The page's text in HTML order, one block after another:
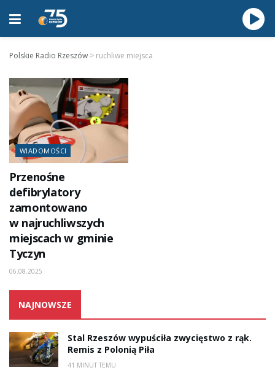
Polskie Radio Rzeszów > ruchliwe miejsca
WIADOMOŚCI
Przenośne
defibrylatory
zamontowano
w najruchliwszych
miejscach w gminie
Tyczyn
06.08.2025
NAJNOWSZE
Stal Rzeszów wypuściła zwycięstwo z rąk.
Remis z Polonią Piła
41 MINUT TEMU